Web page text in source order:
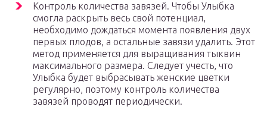
Контроль количества завязей. Чтобы Улыбка
смогла раскрыть весь свой потенциал,
необходимо дождаться момента появления двух
первых плодов, а остальные завязи удалить. Этот
метод применяется для выращивания тыквин
максимального размера. Следует учесть, что
Улыбка будет выбрасывать женские цветки
регулярно, поэтому контроль количества
завязей проводят периодически.